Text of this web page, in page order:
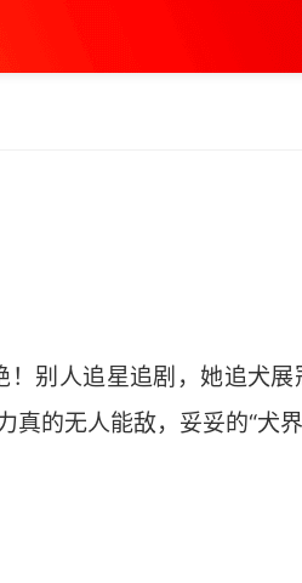
别人追星追剧，她追犬展
的无人能敌，妥妥的“犬界